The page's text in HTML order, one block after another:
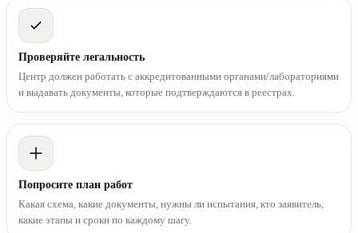
Проверяйте легальность
Центр должен работать с аккредитованными органами/лабораториями
и выдавать документы, которые подтверждаются в реестрах.
Попросите план работ
Какая схема, какие документы, нужны ли испытания, кто заявитель,
какие этапы и сроки по каждому шагу.